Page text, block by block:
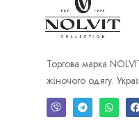
Торгова марка
жіночого одягу.